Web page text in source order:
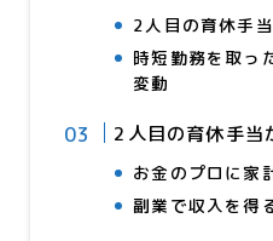
2人目の育休手
時短勤務を取っ
変動
2人目の育休手当
お金のプロに家
副業で収入を得